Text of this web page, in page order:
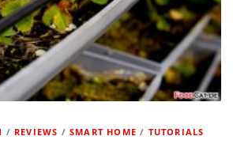
/ REVIEWS /SMART HOME / TUTORIALS